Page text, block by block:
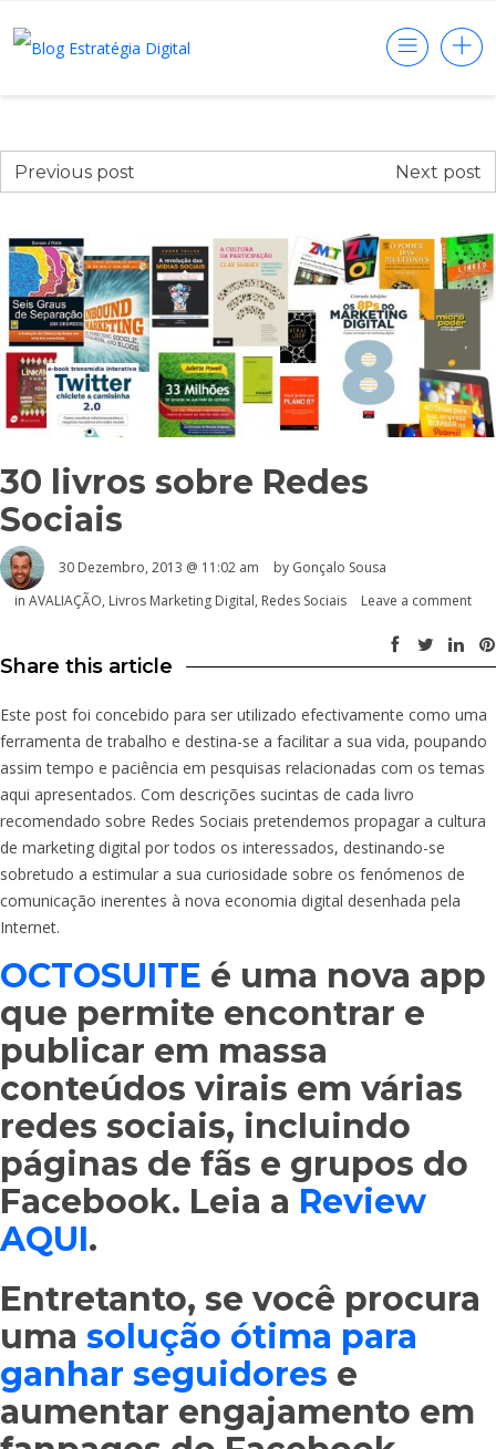
Previous post Next post
30 livros sobre Redes
Sociais
30 Dezembro, 2013 @ 11:02 am by Gonçalo Sousa
in AVALIAÇÃO, Livros Marketing Digital, Redes Sociais Leave a comment
Share this article
Este post foi concebido para ser utilizado efectivamente como uma
ferramenta de trabalho e destina-se a facilitar a sua vida, poupando
assim tempo e paciência em pesquisas relacionadas com os temas
aqui apresentados. Com descrições sucintas de cada livro
recomendado sobre Redes Sociais pretendemos propagar a cultura
de marketing digital por todos os interessados, destinando-se
sobretudo a estimular a sua curiosidade sobre os fenómenos de
comunicação inerentes à nova economia digital desenhada pela
Internet.
OCTOSUITE é uma nova app
que permite encontrar e
publicar em massa
conteúdos virais em várias
redes sociais, incluindo
páginas de fãs e grupos do
Facebook. Leia a Review
AQUI.
Entretanto, se você procura
uma solução ótima para
ganhar seguidores e
aumentar engajamento em